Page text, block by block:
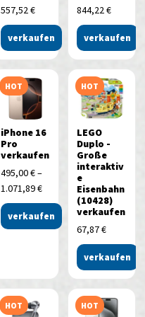
557,52€
verkaufen
844,22€
verkaufen
HOT
iPhone 16
Pro
verkaufen
495,00€–
1.071,89€
verkaufen
HOT
LEGO
Duplo -
Große
interaktiv
e
Eisenbahn
(10428)
verkaufen
67,87€
verkaufen
HOT HOT